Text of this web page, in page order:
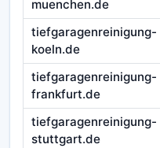
muenchen.de
tiefgaragenreinigung-
koeln.de
tiefgaragenreinigung-
frankfurt.de
tiefgaragenreinigung-
stuttgart.de